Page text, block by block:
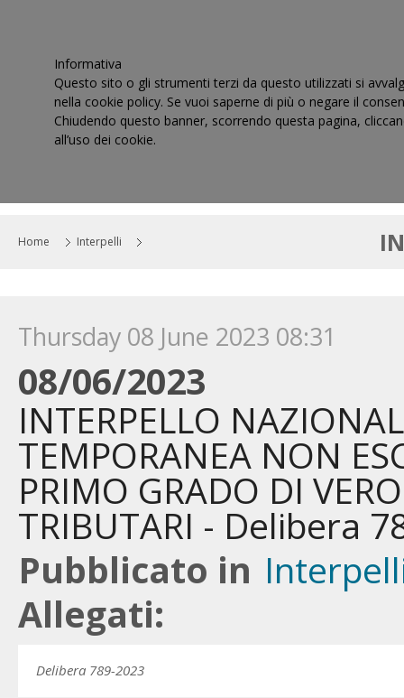
Home Interpelli
Thursday 08 June 2023 08:31
08/06/2023
INTERPELLO
TEMPORANEA NON
PRIMO GRADO DI
TRIBUTARI - Delibera
Pubblicato in
Allegati:
Delibera 789-2023
Informativa
Questo sito o gli strumenti terzi da questo utilizzati si
nella cookie policy. Se vuoi saperne di più o negare il
Chiudendo questo banner, scorrendo questa pagina,
all’uso dei cookie.